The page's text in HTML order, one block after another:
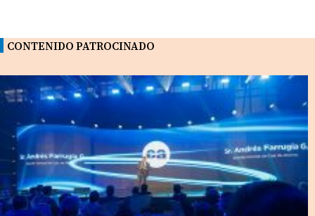
CONTENIDO PATROCINADO